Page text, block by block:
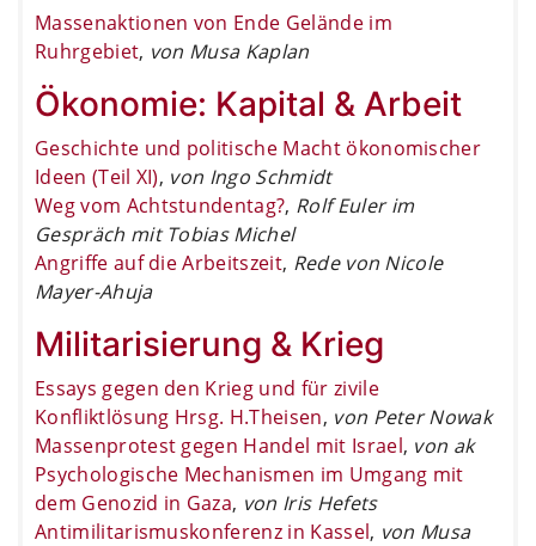
Massenaktionen von Ende Gelände im
Ruhrgebiet, von Musa Kaplan
Ökonomie: Kapital & Arbeit
Geschichte und politische Macht ökonomischer
Ideen (Teil XI), von Ingo Schmidt
Weg vom Achtstundentag?, Rolf Euler im
Gespräch mit Tobias Michel
Angriffe auf die Arbeitszeit, Rede von Nicole
Mayer-Ahuja
Militarisierung & Krieg
Essays gegen den Krieg und für zivile
Konfliktlösung Hrsg. H.Theisen, von Peter Nowak
Massenprotest gegen Handel mit Israel, von ak
Psychologische Mechanismen im Umgang mit
dem Genozid in Gaza, von Iris Hefets
Antimilitarismuskonferenz in Kassel, von Musa